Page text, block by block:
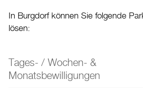
Aktuelles
Burgdorf baut
Home
In Burgdorf können Sie folgende
lösen:
Tages- / Wochen- &
Monatsbewilligungen